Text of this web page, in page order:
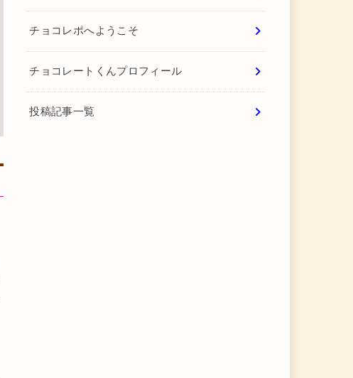
チョコレポへようこそ
チョコレートくんプロフィール
投稿記事一覧